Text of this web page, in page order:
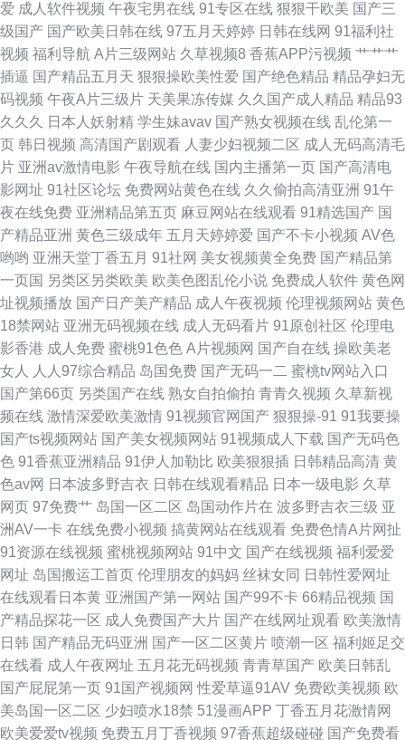
爱 成人软件视频 午夜宅男在线 91专区在线 狠狠干欧美 国产三
级国产 国产欧美日韩在线 97五月天婷婷 日韩在线网 91福利社
视频 福利导航 A片三级网站 久草视频8 香蕉APP污视频 艹艹艹
插逼 国产精品五月天 狠狠操欧美性爱 国产绝色精品 精品孕妇无
码视频 午夜A片三级片 天美果冻传媒 久久国产成人精品 精品93
久久久
日本人妖射精 学生妹avav 国产熟女视频在线 乱伦第一
页 韩日视频 高清国产剧观看 人妻少妇视频二区 成人无码高清毛
片 亚洲av激情电影 午夜导航在线 国内主播第一页 国产高清电
影网址 91社区论坛 免费网站黄色在线 久久偷拍高清亚洲 91午
夜在线免费 亚洲精品第五页 麻豆网站在线观看 91精选国产 国
产精品亚洲 黄色三级成年 五月天婷婷爱 国产不卡小视频 AV色
哟哟 亚洲天堂丁香五月 91社网 美女视频黄全免费 国产精品第
一页国 另类区另类欧美 欧美色图乱伦小说 免费成人软件 黄色网
址视频播放 国产日产美产精品 成人午夜视频 伦理视频网站 黄色
18禁网站 亚洲无码视频在线 成人无码看片 91原创社区 伦理电
影香港 成人免费 蜜桃91色色 A片视频网 国产自在线 操欧美老
女人
人人97综合精品 岛国免费 国产无码一二 蜜桃tv网站入口
国产第66页 另类国产在线 熟女自拍偷拍 青青久视频 久草新视
频在线 激情深爱欧美激情 91视频官网国产 狠狠操-91 91我要操
国产ts视频网站 国产美女视频网站 91视频成人下载 国产无码色
色 91香蕉亚洲精品 91伊人加勒比 欧美狠狠插 日韩精品高清 黄
色av网 日本波多野吉衣 日韩在线观看精品 日本一级电影 久草
网页 97免费艹 岛国一区二区 岛国动作片在 波多野吉衣三级 亚
洲AV一卡 在线免费小视频 搞黄网站在线观看 免费色情A片网扯
91资源在线视频 蜜桃视频网站 91中文 国产在线视频 福利爱爱
网址 岛国搬运工首页 伦理朋友的妈妈 丝袜女同 日韩性爱网址
在线观看日本黄 亚洲国产第一网站 国产99不卡 66精品视频 国
产精品探花一区 成人免费国产大片 国产在线网址观看 欧美激情
日韩 国产精品无码亚洲 国产一区二区黄片 喷潮一区 福利姬足交
在线看 成人午夜网址 五月花无码视频 青青草国产 欧美日韩乱
国产屁屁第一页 91国产视频网 性爱草逼91AV 免费欧美视频 欧
美岛国一区二区 少妇喷水18禁 51漫画APP 丁香五月花激情网
欧美爱爱tv视频 免费五月丁香视频 97香蕉超级碰碰 国产免费看